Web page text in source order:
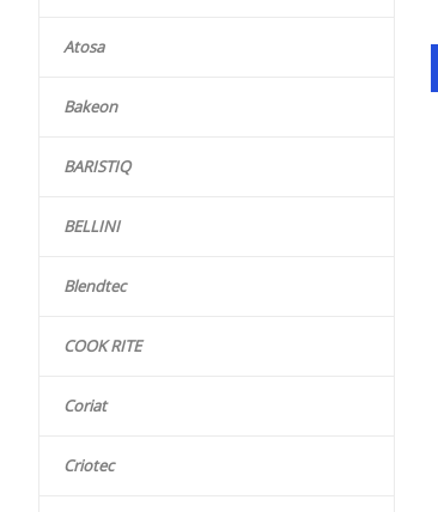
Atosa
Bakeon
BARISTIQ
BELLINI
Blendtec
COOK RITE
Coriat
Criotec